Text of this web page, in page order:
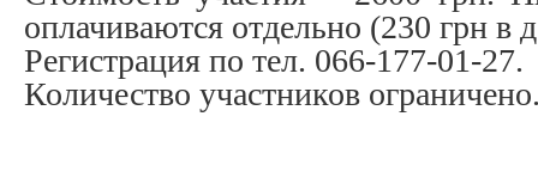
оплачиваются отдельно (230 грн в
Регистрация по тел. 066-177-01-27.
Количество участников